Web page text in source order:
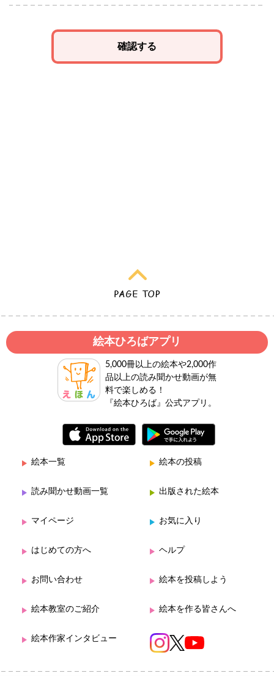
確認する
絵本ひろばアプリ
5,000冊以上の絵本や2,000作
品以上の読み聞かせ動画が無
料で楽しめる！
『絵本ひろば』公式アプリ。
絵本一覧 絵本の投稿
読み聞かせ動画一覧 出版された絵本
マイページ お気に入り
はじめての方へ ヘルプ
お問い合わせ 絵本を投稿しよう
絵本教室のご紹介 絵本を作る皆さんへ
絵本作家インタビュー